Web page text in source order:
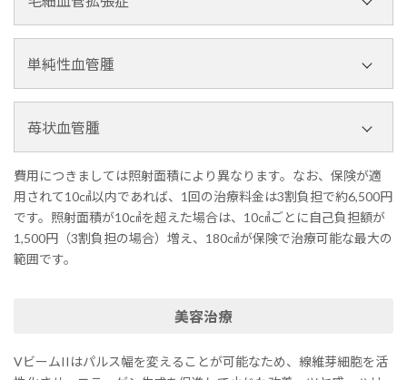
単純性血管腫
単純性血管腫について
苺状血管腫
費用につきましては照射面積により異なります。なお、保険が適
用されて10㎠以内であれば、1回の治療料金は3割負担で約6,500円
です。照射面積が10㎠を超えた場合は、10㎠ごとに自己負担額が
1,500円（3割負担の場合）増え、180㎠が保険で治療可能な最大の
範囲です。
美容治療
VビームIIはパルス幅を変えることが可能なため、線維芽細胞を活